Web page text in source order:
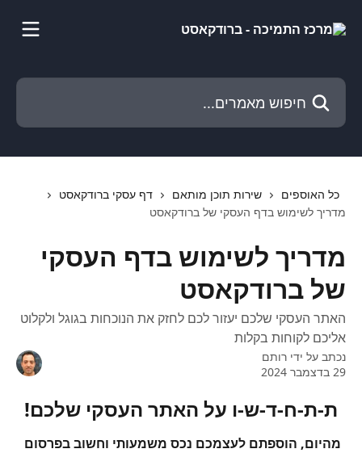
חיפוש מאמרים...
כל האוספים שירות תוכן מותאם
דף עסקי ברודקאסט
מדריך לשימוש בדף העסקי של ברודקאסט
מדריך לשימוש בדף העסקי
של ברודקאסט
האתר העסקי שלכם יעזור לכם לחזק את הנוכחות בגוגל ולקלוט
אליכם לקוחות בקלות
נכתב על ידי רותם
29 בדצמבר 2024
ת-ת-ח-ד-ש-ו על האתר העסקי שלכם!
מהיום, הוספתם לעצמכם נכס משמעותי וחשוב בפרסום